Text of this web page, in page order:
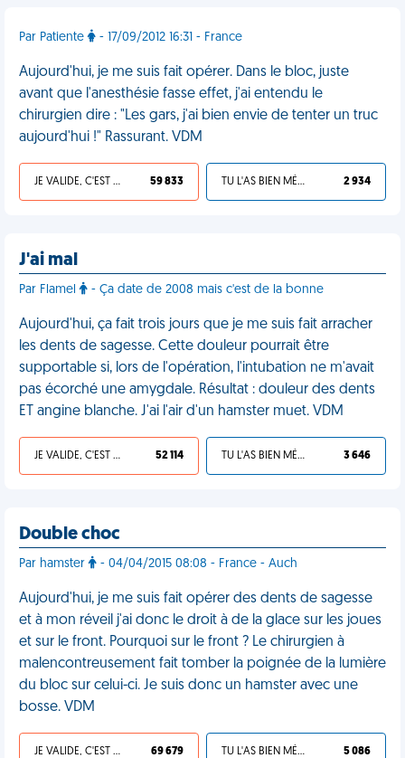
Par Patiente - 17/09/2012 16:31 - France
Aujourd'hui, je me suis fait opérer. Dans le bloc, juste
avant que l'anesthésie fasse effet, j'ai entendu le
chirurgien dire : "Les gars, j'ai bien envie de tenter un truc
aujourd'hui !" Rassurant. VDM
JE VALIDE, C'EST UNE VDM 59 833 TU L'AS BIEN MÉRITÉ 2 934
J'ai mal
Par Flamel - Ça date de 2008 mais c'est de la bonne
Aujourd'hui, ça fait trois jours que je me suis fait arracher
les dents de sagesse. Cette douleur pourrait être
supportable si, lors de l'opération, l'intubation ne m'avait
pas écorché une amygdale. Résultat : douleur des dents
ET angine blanche. J'ai l'air d'un hamster muet. VDM
JE VALIDE, C'EST UNE VDM 52 114 TU L'AS BIEN MÉRITÉ 3 646
Double choc
Par hamster - 04/04/2015 08:08 - France - Auch
Aujourd'hui, je me suis fait opérer des dents de sagesse
et à mon réveil j'ai donc le droit à de la glace sur les joues
et sur le front. Pourquoi sur le front ? Le chirurgien à
malencontreusement fait tomber la poignée de la lumière
du bloc sur celui-ci. Je suis donc un hamster avec une
bosse. VDM
JE VALIDE, C'EST UNE VDM 69 679 TU L'AS BIEN MÉRITÉ 5 086